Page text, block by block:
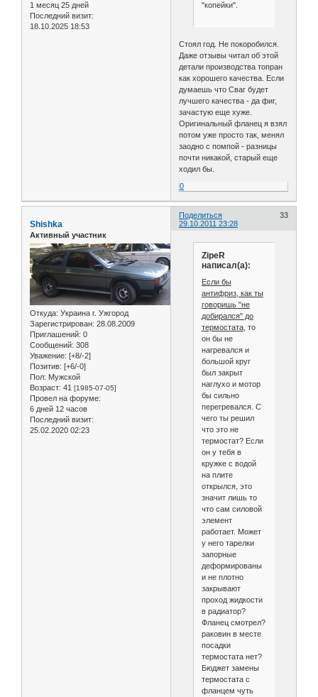
1 месяц 25 дней
Последний визит:
18.10.2025 18:53
"копейки".
Стоял год. Не покоробился.
Даже отзывы читал об этой
детали производства топран
как хорошего качества. Если
думаешь что Сваг будет
лучшего качества - да фиг,
зачастую еще хуже.
Оригинальный фланец я взял
потом уже просто так, менял
заодно с помпой - разницы
почти никакой, старый еще
ходил бы.
0
Поделиться
33
29.10.2011 23:28
Shishka
Активный участник
Откуда: Украина г. Ужгород
Зарегистрирован: 28.08.2009
Приглашений: 0
Сообщений: 308
Уважение: [+8/-2]
Позитив: [+6/-0]
Пол: Мужской
Возраст: 41 [1985-07-05]
Провел на форуме:
6 дней 12 часов
Последний визит:
25.02.2020 02:23
ZipeR
написал(а):
Если бы
антифриз, как ты
говоришь "не
добирался" до
термостата, то
он бы не
нагревался и
большой круг
был закрыт
наглухо и мотор
бы сильно
перегревался. С
чего ты решил
что это не
термостат? Если
он у тебя в
кружке с водой
на плите
открылся, это
значит лишь то
что сам силовой
элемент
работает. Может
у него тарелки
запорные
деформированы
и не плотно
закрывают
проход жидкости
в радиатор?
Фланец смотрел?
раковин в месте
посадки
термостата нет?
Бюджет замены
термостата с
фланцем чуть